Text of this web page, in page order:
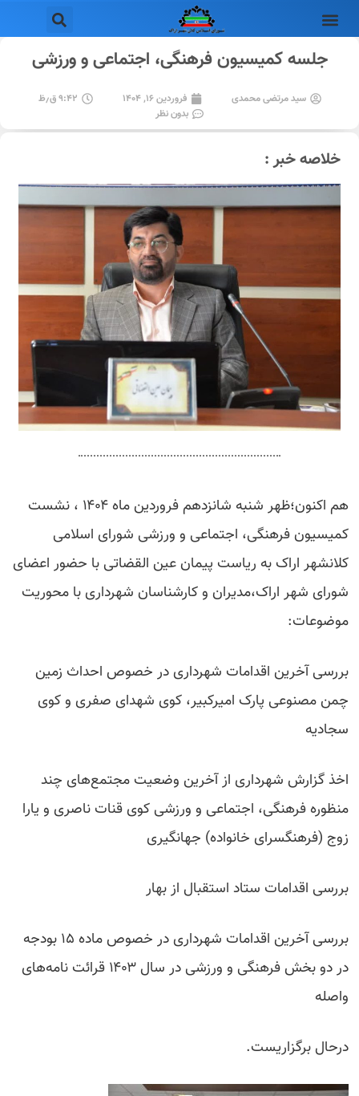
جلسه کمیسیون فرهنگی، اجتماعی و ورزشی
سید مرتضی محمدی فروردین ۱۶, ۱۴۰۴
۹:۴۲ ق٫ظ
بدون نظر
خلاصه خبر :
هم اکنون؛ظهر شنبه شانزدهم فروردین ماه ۱۴۰۴ ، نشست
کمیسیون فرهنگی، اجتماعی و ورزشی شورای اسلامی
کلانشهر اراک به ریاست پیمان عین القضاتی با حضور اعضای
شورای شهر اراک،مدیران و کارشناسان شهرداری با محوریت
موضوعات:
بررسی آخرین اقدامات شهرداری در خصوص احداث زمین
چمن مصنوعی پارک امیرکبیر، کوی شهدای صفری و کوی
سجادیه
اخذ گزارش شهرداری از آخرین وضعیت مجتمع‌های چند
منظوره فرهنگی، اجتماعی و ورزشی کوی قنات ناصری و یارا
زوج (فرهنگسرای خانواده) جهانگیری
بررسی اقدامات ستاد استقبال از بهار
بررسی آخرین اقدامات شهرداری در خصوص ماده ۱۵ بودجه
در دو بخش فرهنگی و ورزشی در سال ۱۴۰۳ قرائت نامه‌های
واصله
درحال برگزاریست.